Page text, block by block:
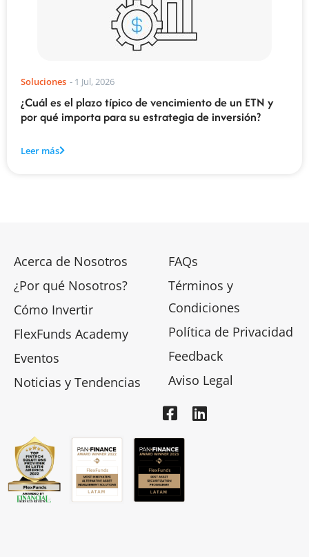
Soluciones - 1 Jul, 2026
¿Cuál es el plazo típico de vencimiento de un ETN y
por qué importa para su estrategia de inversión?
Leer más
Acerca de Nosotros
¿Por qué Nosotros?
Cómo Invertir
FlexFunds Academy
Eventos
Noticias y Tendencias
FAQs
Términos y
Condiciones
Política de Privacidad
Feedback
Aviso Legal